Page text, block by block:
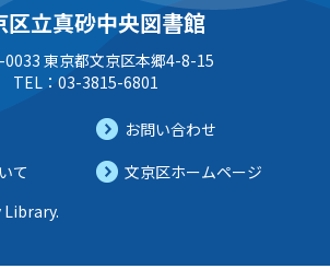
区立真砂中央図書館
0033 東京都文京区本郷4-8-15
TEL：03-3815-6801
お問い合わせ
て
文京区ホームページ